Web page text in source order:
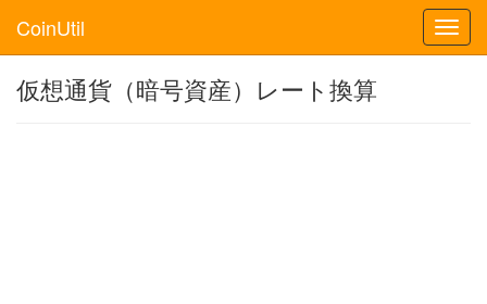
CoinUtil
仮想通貨（暗号資産）レート換算